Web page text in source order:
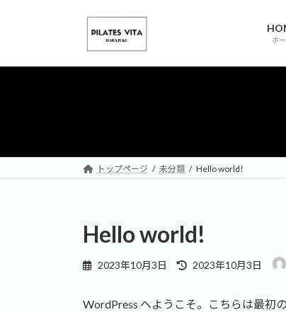
プ
動
ホ
トップページ 未分類 Hello world!
Hello world!
2023年10月3日
最
新
2023年10月3日
WordPress へようこそ。こちらは最初